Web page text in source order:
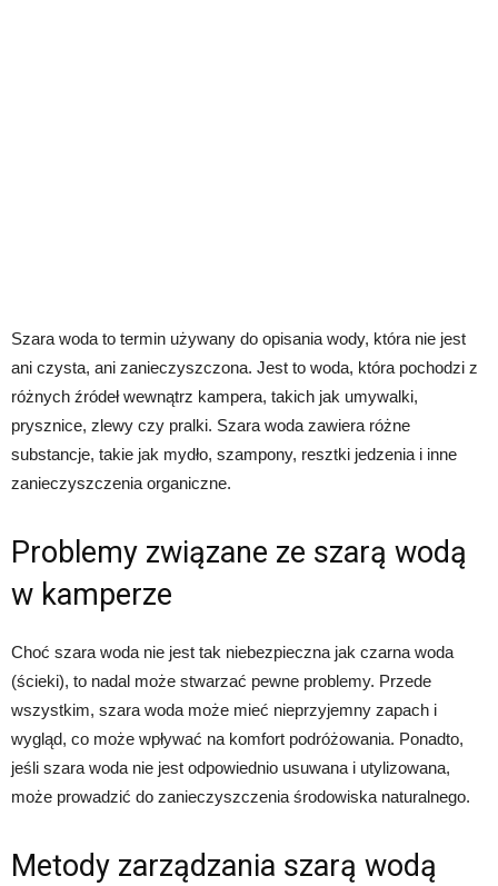
Szara woda to termin używany do opisania wody, która nie jest
ani czysta, ani zanieczyszczona. Jest to woda, która pochodzi z
różnych źródeł wewnątrz kampera, takich jak umywalki,
prysznice, zlewy czy pralki. Szara woda zawiera różne
substancje, takie jak mydło, szampony, resztki jedzenia i inne
zanieczyszczenia organiczne.
Problemy związane ze szarą wodą
w kamperze
Choć szara woda nie jest tak niebezpieczna jak czarna woda
(ścieki), to nadal może stwarzać pewne problemy. Przede
wszystkim, szara woda może mieć nieprzyjemny zapach i
wygląd, co może wpływać na komfort podróżowania. Ponadto,
jeśli szara woda nie jest odpowiednio usuwana i utylizowana,
może prowadzić do zanieczyszczenia środowiska naturalnego.
Metody zarządzania szarą wodą